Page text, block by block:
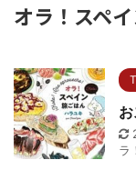
オラ！スペ
ラ